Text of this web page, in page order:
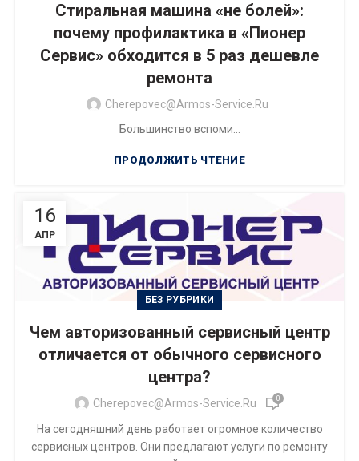
Стиральная машина «не болей»:
почему профилактика в «Пионер
Сервис» обходится в 5 раз дешевле
ремонта
Cherepovec@armos-Service.ru
Большинство вспоми...
ПРОДОЛЖИТЬ ЧТЕНИЕ
16
АПР
БЕЗ РУБРИКИ
Чем авторизованный сервисный центр
отличается от обычного сервисного
центра?
Cherepovec@armos-Service.ru 0
На сегодняшний день работает огромное количество
сервисных центров. Они предлагают услуги по ремонту